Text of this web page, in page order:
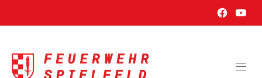
New New